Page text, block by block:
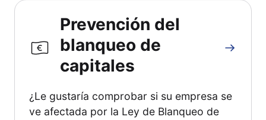
Prevención del
blanqueo de
capitales
¿Le gustaría comprobar si su empresa se
ve afectada por la Ley de Blanqueo de